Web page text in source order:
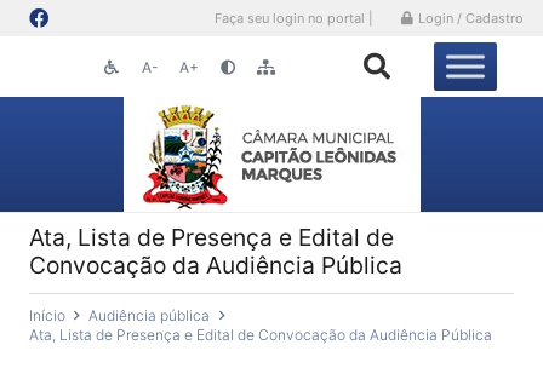
Faça seu login no portal | Login / Cadastro
A- A+
Ata, Lista de Presença e Edital de
Convocação da Audiência Pública
Início
Audiência pública
Ata, Lista de Presença e Edital de Convocação da Audiência Pública